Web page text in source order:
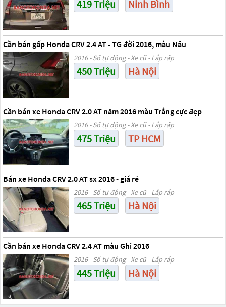
419 Triệu Ninh Bình
Cần bán gấp Honda CRV 2.4 AT - TG đời 2016, màu Nâu
2016 - Số tự động - Xe cũ - Lắp ráp
450 Triệu Hà Nội
Cần bán xe Honda CRV 2.0 AT năm 2016 màu Trắng cực đẹp
2016 - Số tự động - Xe cũ - Lắp ráp
475 Triệu TP HCM
Bán xe Honda CRV 2.0 AT sx 2016 - giá rẻ
2016 - Số tự động - Xe cũ - Lắp ráp
465 Triệu Hà Nội
Cần bán xe Honda CRV 2.4 AT màu Ghi 2016
2016 - Số tự động - Xe cũ - Lắp ráp
445 Triệu Hà Nội